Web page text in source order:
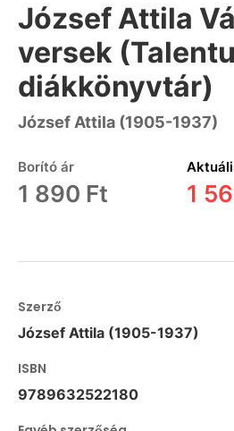
József Attila
versek
diákkönyvtár)
József Attila (1905-1937)
Borító ár
1 890 Ft 1
Szerző
József Attila (1905-1937)
ISBN
9789632522180